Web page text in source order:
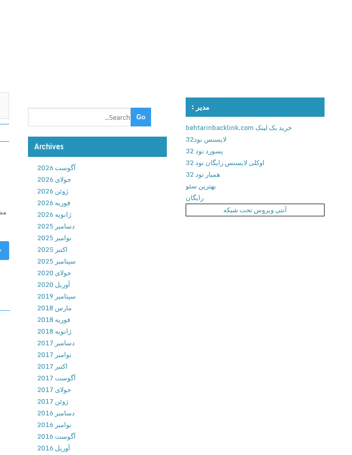
Archives
آگوست 2026
جولای 2026
ژوئن 2026
فوریه 2026
ژانویه 2026
دسامبر 2025
نوامبر 2025
اکتبر 2025
سپتامبر 2025
جولای 2020
آوریل 2020
سپتامبر 2019
مارس 2018
فوریه 2018
ژانویه 2018
دسامبر 2017
نوامبر 2017
اکتبر 2017
آگوست 2017
جولای 2017
ژوئن 2017
دسامبر 2016
نوامبر 2016
آگوست 2016
آوریل 2016
مدیر :
خرید بک لینک behtarinbacklink.com
لایسنس نود32
پسورد نود 32
اوکلی لایسنس رایگان نود 32
همیار نود 32
بهترین سئو
رایگان
آنتی ویروس تحت شبکه